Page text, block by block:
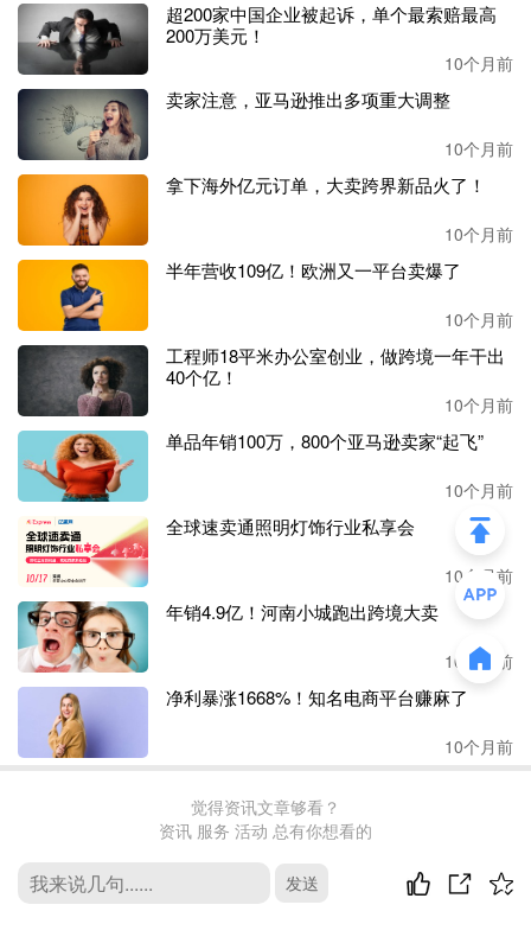
理工资薪酬为5.23亿元，研发工资薪酬为14.29亿元，销售、
管理和研发的薪酬同比上年均呈现上升态势，以研发为例，
2023年工资薪酬为9.7亿元，仅1年时间，研发工资薪酬整体
支出便多了4亿多元。
另有消息显示，安克年薪超过百万的员工人数已高达775
人，较去年的494人激增281人。2025年上半年，安克晋升59
7人，占符合晋升资格人数的37%。校招生晋升率达46.0
4%，入职平均1-1.5年即获晋升。2024年全年离职率为2.
4%，2025年上半年为1.6%（预计全年约3%）。
除了涨薪和升职，安克还持续进行了大手笔的股权激励。
近日，安克发布关于调整2025年限制性股票激励计划首次授
予激励对象名单并向激励对象首次授予限制性股票的公告，
公告内容显示，以2025年8月19日为首次授予日，以126.90
元/股的授予价格向符合授予条件的608名激励对象首次授予
4196981股第二类限制性股票，激励对象包括公司(含子公司)
任职的董事、高级管理人员、核心技术及业务人员(包括外
籍员工)。
对标宝洁和德州仪器，安克想要更强
优秀人才团队是公司内部最稀缺的资源。安克高度重视人
才，无疑是公司持续稳健发展的关键因素，也是实现公司目
标的强有力支撑。
安克曾多次表示要对标宝洁、德州仪器等知名企业。贾净东
安克提供了宝贵的经验和视角。
州仪器则凭借其70条产品线中绝大多数内生性发展的能力，
超200家中国企业被起诉，单个最索赔最高
200万美元！
10个月前
卖家注意，亚马逊推出多项重大调整
10个月前
拿下海外亿元订单，大卖跨界新品火了！
10个月前
半年营收109亿！欧洲又一平台卖爆了
10个月前
工程师18平米办公室创业，做跨境一年干出
40个亿！
10个月前
单品年销100万，800个亚马逊卖家“起飞”
10个月前
全球速卖通照明灯饰行业私享会
10个月前
年销4.9亿！河南小城跑出跨境大卖
10个月前
净利暴涨1668%！知名电商平台赚麻了
10个月前
觉得资讯文章够看？
资讯 服务 活动 总有你想看的
去首页发送